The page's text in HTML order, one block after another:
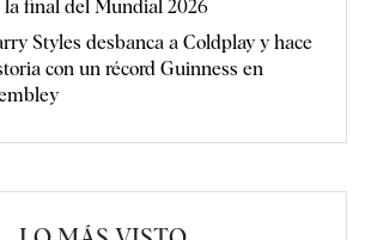
la final del Mundial 2026
Styles desbanca a Coldplay y hace
con un récord Guinness en